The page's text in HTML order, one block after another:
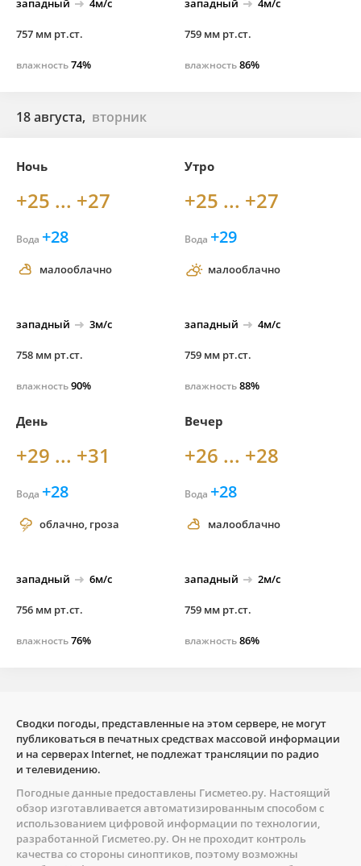
западный 4м/с
757 мм рт.ст.
влажность74%
западный 4м/с
759 мм рт.ст.
влажность86%
18 августа, вторник
Ночь
+25 ... +27
Вода +28
малооблачно
западный 3м/с
758 мм рт.ст.
влажность90%
Утро
+25 ... +27
Вода +29
малооблачно
западный 4м/с
759 мм рт.ст.
влажность88%
День
+29 ... +31
Вода +28
облачно, гроза
западный 6м/с
756 мм рт.ст.
влажность76%
Вечер
+26 ... +28
Вода +28
малооблачно
западный 2м/с
759 мм рт.ст.
влажность86%
Сводки погоды, представленные на этом сервере, не могут
публиковаться в печатных средствах массовой информации
и на серверах Internet, не подлежат трансляции по радио
и телевидению.
Погодные данные предоставлены Гисметео.ру. Настоящий
обзор изготавливается автоматизированным способом с
использованием цифровой информации по технологии,
разработанной Гисметео.ру. Он не проходит контроль
качества со стороны синоптиков, поэтому возможны